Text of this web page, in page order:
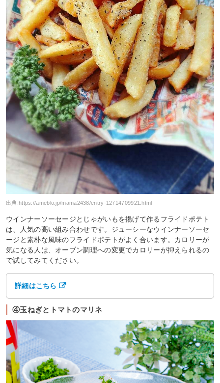
出典: https://ameblo.jp/mama2438/entry-12714709921.html
ウインナーソーセージとじゃがいもを揚げて作るフライドポテト
は、人気の高い組み合わせです。ジューシーなウインナーソーセ
ージと素朴な風味のフライドポテトがよく合います。カロリーが
気になる人は、オーブン調理への変更でカロリーが抑えられるの
で試してみてください。
詳細はこちら
④玉ねぎとトマトのマリネ